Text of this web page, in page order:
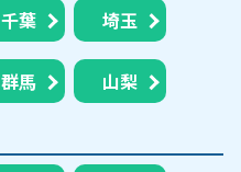
千葉 埼玉
群馬
山梨